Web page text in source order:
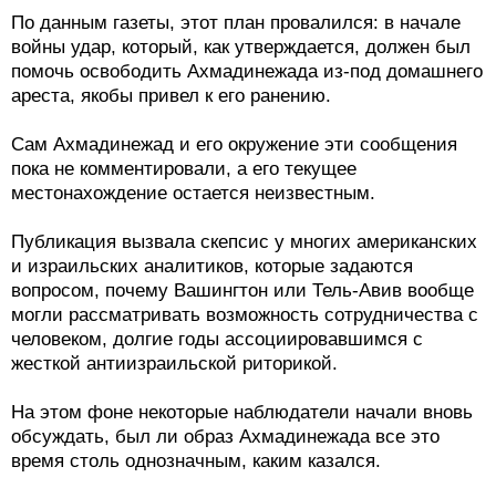
По данным газеты, этот план провалился: в начале
войны удар, который, как утверждается, должен был
помочь освободить Ахмадинежада из-под домашнего
ареста, якобы привел к его ранению.
Сам Ахмадинежад и его окружение эти сообщения
пока не комментировали, а его текущее
местонахождение остается неизвестным.
Публикация вызвала скепсис у многих американских
и израильских аналитиков, которые задаются
вопросом, почему Вашингтон или Тель-Авив вообще
могли рассматривать возможность сотрудничества с
человеком, долгие годы ассоциировавшимся с
жесткой антиизраильской риторикой.
На этом фоне некоторые наблюдатели начали вновь
обсуждать, был ли образ Ахмадинежада все это
время столь однозначным, каким казался.